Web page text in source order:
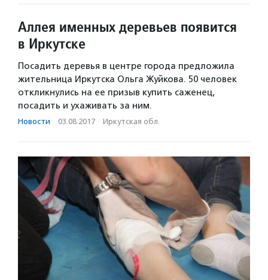
Аллея именных деревьев появится
в Иркутске
Посадить деревья в центре города предложила
жительница Иркутска Ольга Жуйкова. 50 человек
откликнулись на ее призыв купить саженец,
посадить и ухаживать за ним.
Новости · 03.08.2017 · Иркутская обл.